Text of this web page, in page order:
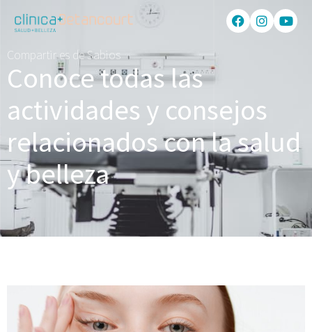
Compartir es de Sabios
Conoce todas las
actividades y consejos
relacionados con la salud
y belleza